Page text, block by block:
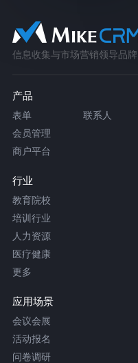
信息收集与市场营销领导品牌
产品
表单 联系人
会员管理
商户平台
行业
教育院校
培训行业
人力资源
医疗健康
更多
应用场景
会议会展
活动报名
问卷调研